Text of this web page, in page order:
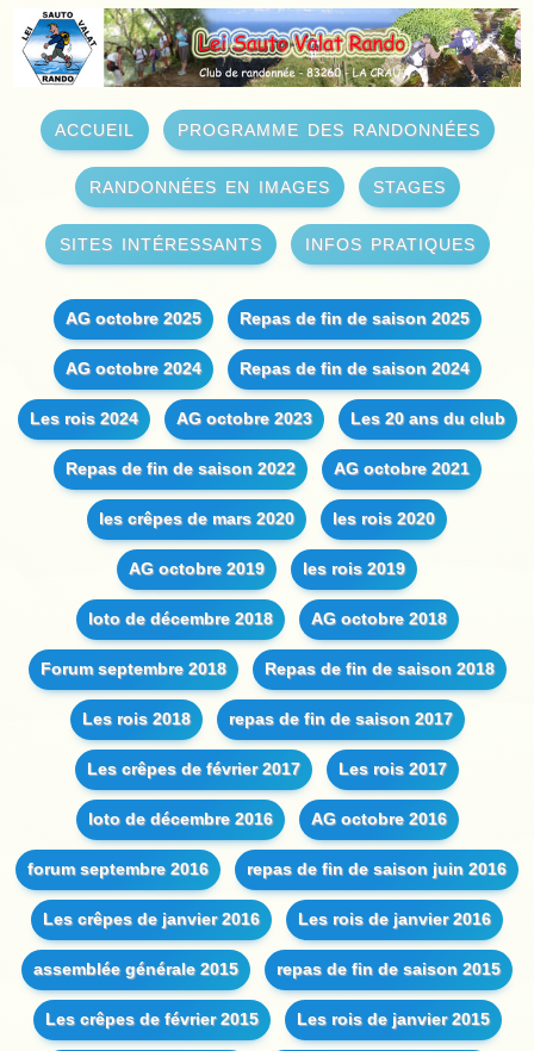
accueil programme des randonnées
randonnées en images stages
sites intéressants infos pratiques
AG octobre 2025 Repas de fin de saison 2025
AG octobre 2024 Repas de fin de saison 2024
Les rois 2024 AG octobre 2023 Les 20 ans du club
Repas de fin de saison 2022 AG octobre 2021
les crêpes de mars 2020 les rois 2020
AG octobre 2019 les rois 2019
loto de décembre 2018 AG octobre 2018
Forum septembre 2018 Repas de fin de saison 2018
Les rois 2018 repas de fin de saison 2017
Les crêpes de février 2017 Les rois 2017
loto de décembre 2016 AG octobre 2016
forum septembre 2016 repas de fin de saison juin 2016
Les crêpes de janvier 2016 Les rois de janvier 2016
assemblée générale 2015 repas de fin de saison 2015
Les crêpes de février 2015 Les rois de janvier 2015